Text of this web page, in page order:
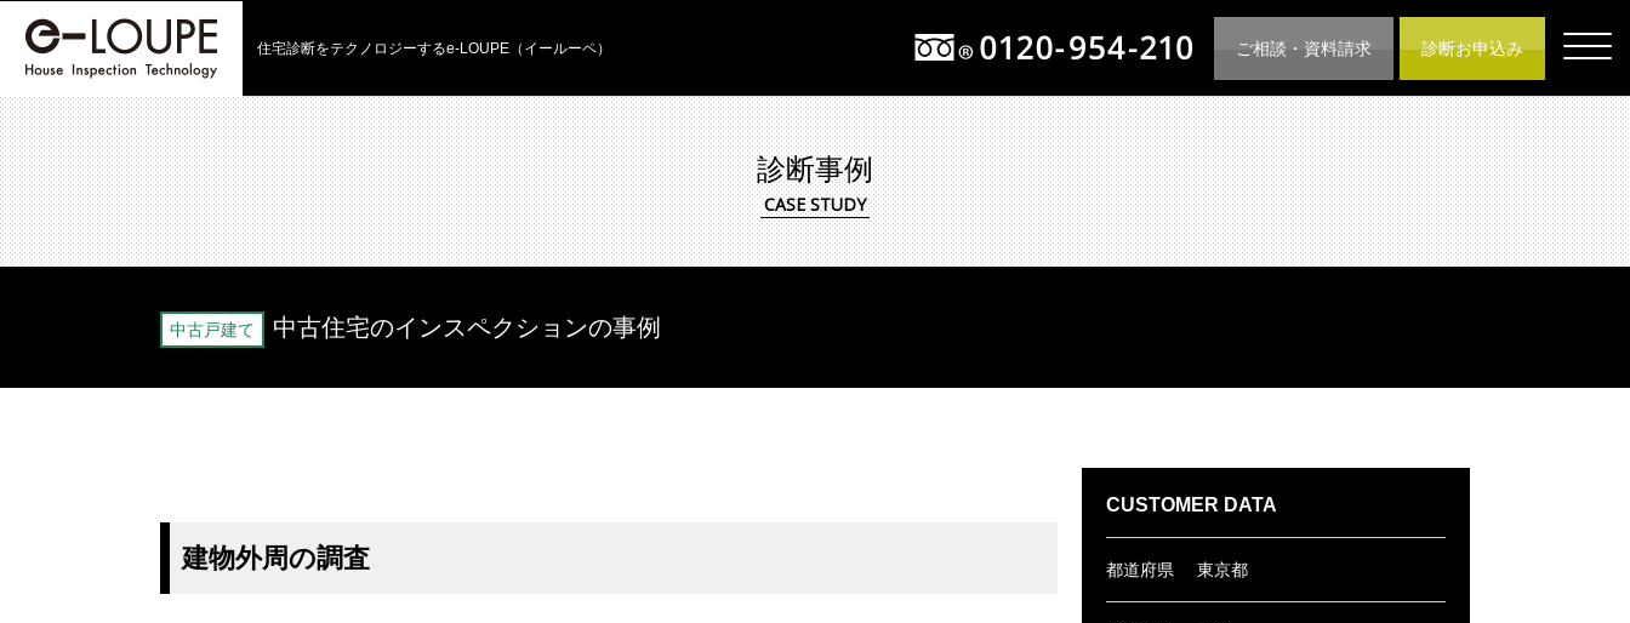
住宅診断をテクノロジーするe-LOUPE（イールーペ） ご相談・資料請求 診断お申込み
診断事例
中古戸建て 中古住宅のインスペクションの事例
建物外周の調査
CUSTOMER DATA
都道府県 東京都